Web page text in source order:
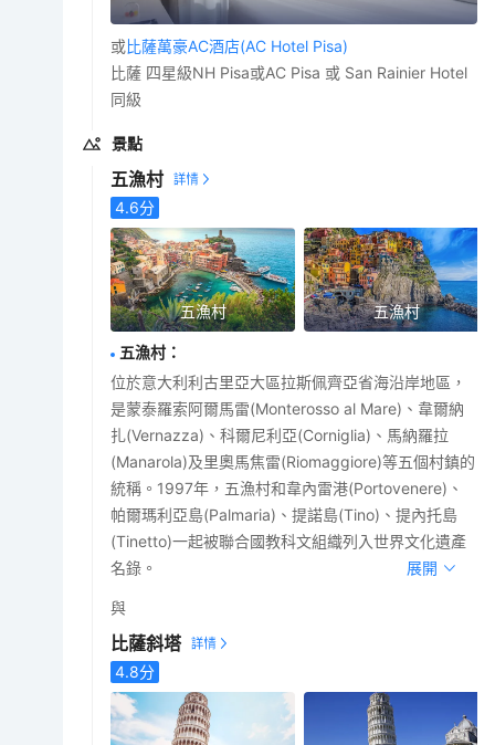
或比薩萬豪AC酒店(AC Hotel Pisa)
比薩 四星級NH Pisa或AC Pisa 或 San Rainier Hotel
同級
景點
五漁村
4.6分
五漁村 五漁村
五漁村 ：
位於意大利利古里亞大區拉斯佩齊亞省海沿岸地區，
是蒙泰羅索阿爾馬雷(Monterosso al Mare)、韋爾納
扎(Vernazza)、科爾尼利亞(Corniglia)、馬納羅拉
(Manarola)及里奧馬焦雷(Riomaggiore)等五個村鎮的
統稱。1997年，五漁村和韋內雷港(Portovenere)、
帕爾瑪利亞島(Palmaria)、提諾島(Tino)、提內托島
(Tinetto)一起被聯合國教科文組織列入世界文化遺產
名錄。
展開
與
比薩斜塔
4.8分